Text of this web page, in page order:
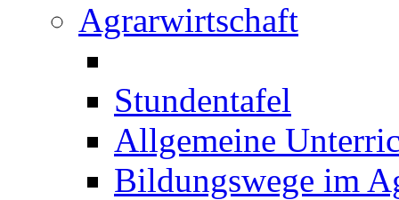
Agrarwirtschaft
Stundentafel
Allgemeine
Bildungswege im